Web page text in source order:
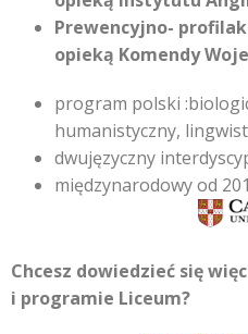
Prewencyjno-
opieką Komendy
program polski
humanistyczny,
dwujęzyczny
międzynarodowy od
Chcesz dowiedzieć się
i programie Liceum?